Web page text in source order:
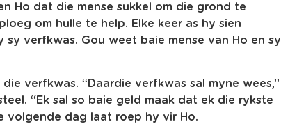
Ho dat die mense sukkel om die grond te
om hulle te help. Elke keer as hy sien
verfkwas. Gou weet baie mense van Ho en sy
verfkwas. “Daardie verfkwas sal myne wees,”
“Ek sal so baie geld maak dat ek die rykste
volgende dag laat roep hy vir Ho.